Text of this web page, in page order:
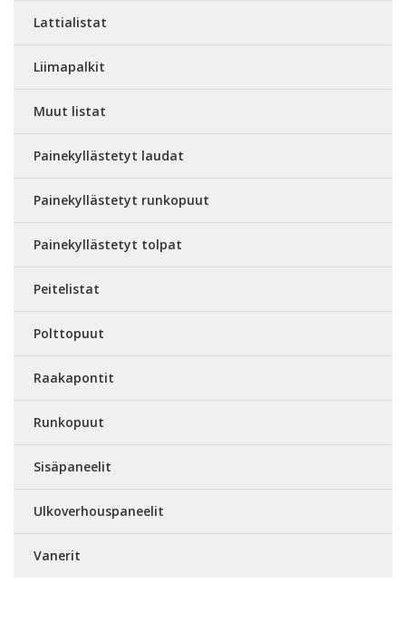
Lattialistat
Liimapalkit
Muut listat
Painekyllästetyt laudat
Painekyllästetyt runkopuut
Painekyllästetyt tolpat
Peitelistat
Polttopuut
Raakapontit
Runkopuut
Sisäpaneelit
Ulkoverhouspaneelit
Vanerit